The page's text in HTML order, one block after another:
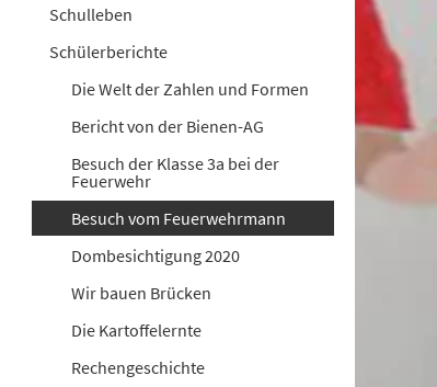
Schulleben
Schülerberichte
Die Welt der Zahlen und Formen
Bericht von der Bienen-AG
Besuch der Klasse 3a bei der
Feuerwehr
Besuch vom Feuerwehrmann
Dombesichtigung 2020
Wir bauen Brücken
Die Kartoffelernte
Rechengeschichte